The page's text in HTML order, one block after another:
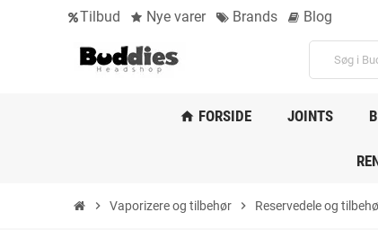
Tilbud Nye varer Brands Blog
home FORSIDE JOINTS
chevron_right Vaporizere og tilbehør chevron_right Reservedele og